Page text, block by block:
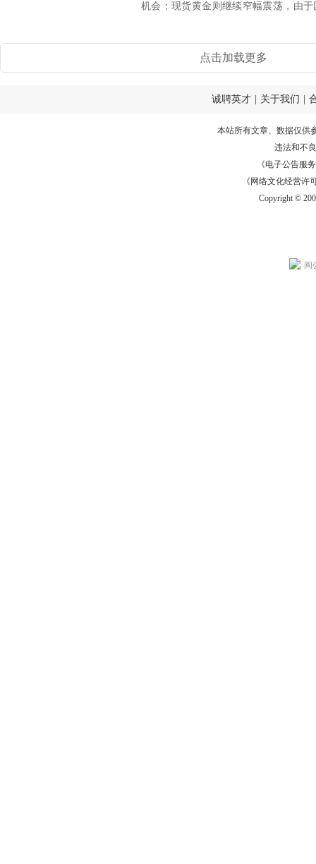
机会；现货黄金则继续窄幅震荡，由
点击加载更多
诚聘英才 关于我们
本站所有文章、数据仅供
违法和不
《电子公告服务
《网络文化经营许
Copyright ©
闽